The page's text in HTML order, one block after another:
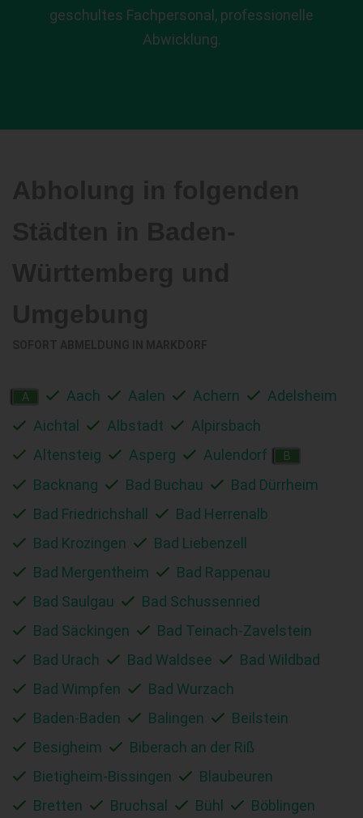
geschultes Fachpersonal, professionelle
Abwicklung.
A Aach Aalen Achern
Adelsheim
Aichtal
Albstadt
Alpirsbach
Altensteig
Asperg Aulendorf B
Backnang Bad Buchau
Bad Dürrheim
Bad Friedrichshall
Bad Herrenalb
Bad Krozingen
Bad Liebenzell
Bad Mergentheim
Bad Rappenau
Bad Saulgau
Bad Schussenried
Bad Säckingen
Bad Teinach-Zavelstein
Bad Urach
Bad Waldsee
Bad Wildbad
Bad Wimpfen
Bad Wurzach
Baden-Baden
Balingen
Beilstein
Besigheim
Biberach an der Riß
Bietigheim-Bissingen
Blaubeuren
Bretten
Bruchsal Bühl Böblingen